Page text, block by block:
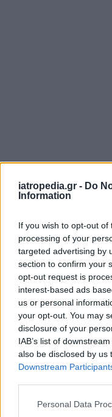
iatropedia.gr - Do
Information
If you wish to opt-out
processing of your
targeted advertising by
section to confirm your
opt-out request is
interest-based ads
us or personal
your opt-out. You may
disclosure of your
IAB’s list of
also be disclosed by us
Downstream
Personal Data
ΕΦΗΜΕΡΕΥΟΝΤΑ
Δείτε ποιά